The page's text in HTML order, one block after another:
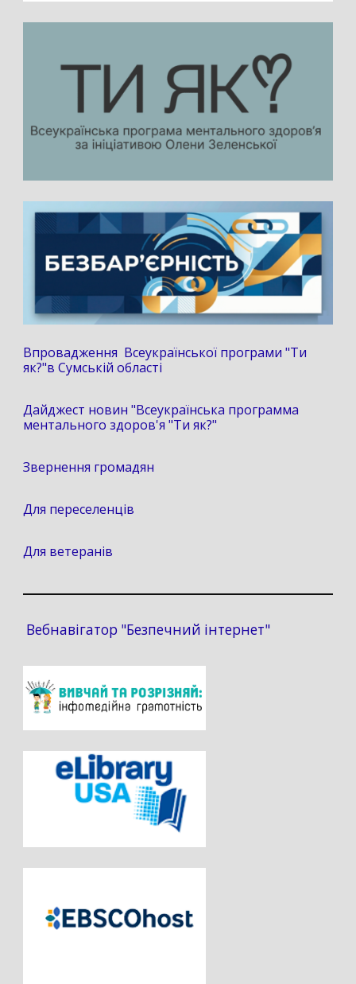
Впровадження Всеукраїнської програми "Ти
як?"в Сумській області
Дайджест новин "Всеукраїнська программа
ментального здоров'я "Ти як?"
Звернення громадян
Для переселенців
Для ветеранів
Вебнавігатор "Безпечний інтернет"